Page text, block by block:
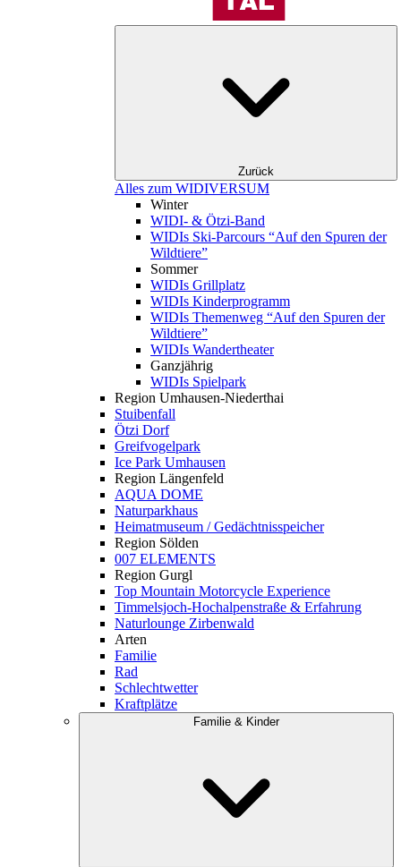
Zurück
Alles zum WIDIVERSUM
Winter
WIDI- & Ötzi-Band
WIDIs Ski-Parcours “Auf den Spuren der
Wildtiere”
Sommer
WIDIs Grillplatz
WIDIs Kinderprogramm
WIDIs Themenweg “Auf den Spuren der
Wildtiere”
WIDIs Wandertheater
Ganzjährig
WIDIs Spielpark
Region Umhausen-Niederthai
Stuibenfall
Ötzi Dorf
Greifvogelpark
Ice Park Umhausen
Region Längenfeld
AQUA DOME
Naturparkhaus
Heimatmuseum / Gedächtnisspeicher
Region Sölden
007 ELEMENTS
Region Gurgl
Top Mountain Motorcycle Experience
Timmelsjoch-Hochalpenstraße & Erfahrung
Naturlounge Zirbenwald
Arten
Familie
Rad
Schlechtwetter
Kraftplätze
Familie & Kinder